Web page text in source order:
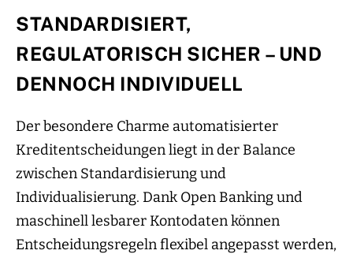
STANDARDISIERT,
REGULATORISCH SICHER – UND
DENNOCH INDIVIDUELL
Der besondere Charme automatisierter
Kreditentscheidungen liegt in der Balance
zwischen Standardisierung und
Individualisierung. Dank Open Banking und
maschinell lesbarer Kontodaten können
Entscheidungsregeln flexibel angepasst werden,